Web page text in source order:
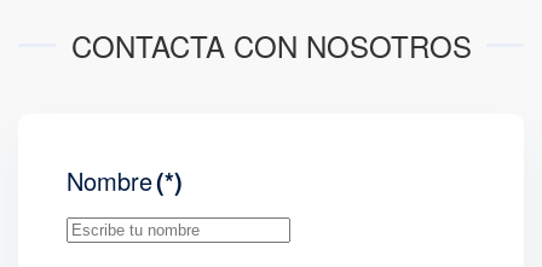
CONTACTA CON NOSOTROS
Nombre(*)